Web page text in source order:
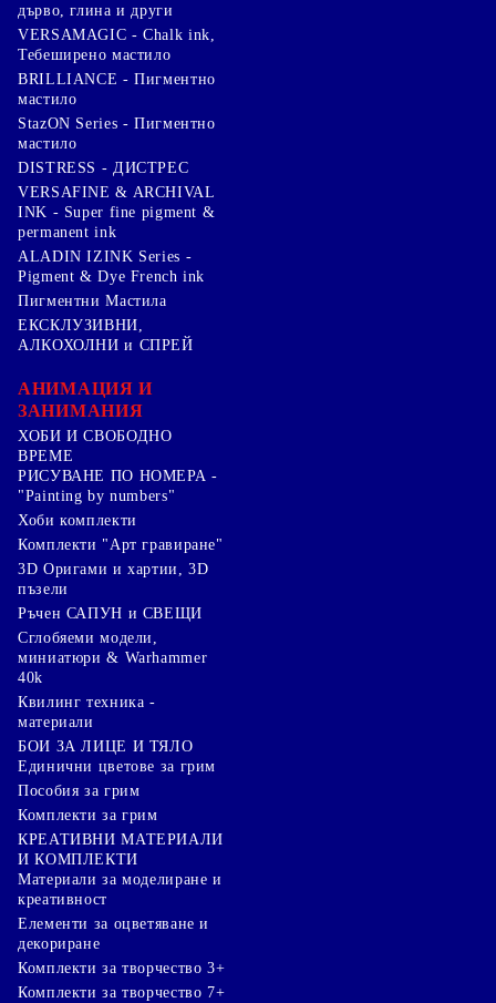
дърво, глина и други
VERSAMAGIC - Chalk ink,
Тебеширено мастило
BRILLIANCE - Пигментно
мастило
StazON Series - Пигментно
мастило
DISTRESS - ДИСТРЕС
VERSAFINE & ARCHIVAL
INK - Super fine pigment &
permanent ink
ALADIN IZINK Series -
Pigment & Dye French ink
Пигментни Мастила
ЕКСКЛУЗИВНИ,
АЛКОХОЛНИ и СПРЕЙ
АНИМАЦИЯ И
ЗАНИМАНИЯ
ХОБИ И СВОБОДНО
ВРЕМЕ
РИСУВАНЕ ПО НОМЕРА -
"Painting by numbers"
Хоби комплекти
Комплекти "Арт гравиране"
3D Оригами и хартии, 3D
пъзели
Ръчен САПУН и СВЕЩИ
Сглобяеми модели,
миниатюри & Warhammer
40k
Квилинг техника -
материали
БОИ ЗА ЛИЦЕ И ТЯЛО
Единични цветове за грим
Пособия за грим
Комплекти за грим
КРЕАТИВНИ МАТЕРИАЛИ
И КОМПЛЕКТИ
Mатериали за моделиране и
креативност
Елементи за оцветяване и
декориране
Комплекти за творчество 3+
Комплекти за творчество 7+